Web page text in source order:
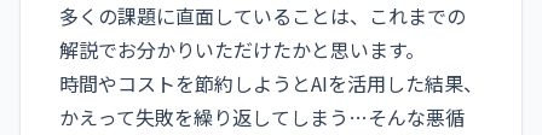
多くの課題に直面していることは、これまでの
解説でお分かりいただけたかと思います。
時間やコストを節約しようとAIを活用した結果、
かえって失敗を繰り返してしまう…そんな悪循